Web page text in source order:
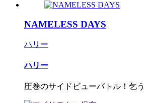
NAMELESS DAYS
ハリー
ハリー
圧巻のサイドビューバトル！乞